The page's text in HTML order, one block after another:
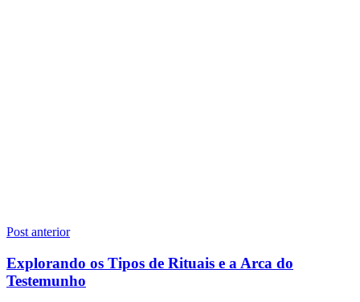
Navegação
de
Post
Post anterior
Explorando os Tipos de Rituais e a Arca do
Testemunho